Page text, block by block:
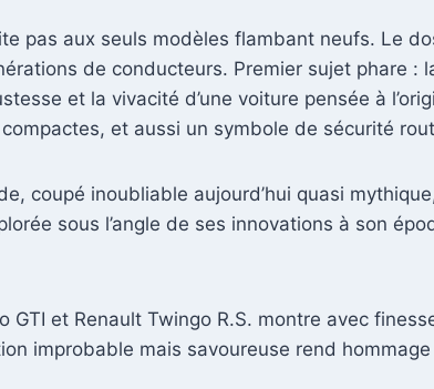
pas aux seuls modèles flambant neufs. Le
de conducteurs. Premier sujet phare :
et la vivacité d’une voiture pensée à
et aussi un symbole de sécurité
coupé inoubliable aujourd’hui quasi
sous l’angle de ses innovations à son
et Renault Twingo R.S. montre avec
improbable mais savoureuse rend